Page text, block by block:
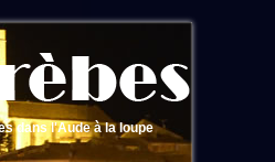
dans l'Aude à la loupe